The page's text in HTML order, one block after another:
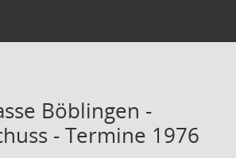
Böblingen -
- Termine 1976